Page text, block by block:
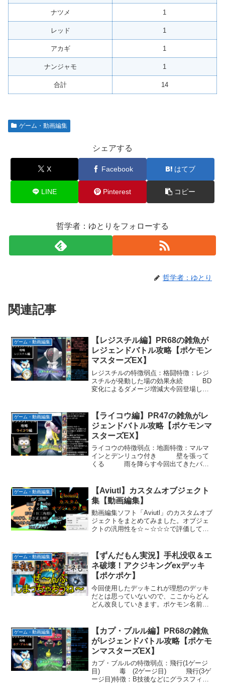
ナツメ 1
レッド 1
アカギ 1
ナンジャモ 1
合計 14
ゲーム・動画編集
シェアする
X Facebook はてブ
LINE Pinterest コピー
哲学者：ゆとりをフォローする
哲学者：ゆとり
関連記事
ゲーム・動画編集
【レジスチル編】PR68の雑魚が
レジェンドバトル攻略【ポケモン
マスターズEX】
レジスチルの特徴弱点：格闘特徴：レジ
スチルが発動した場の効果永続 BD
変化によるダメージ増減大今回登場した
タイプ抵抗↓した相手がいる時のみ使用
可、相手の能力↓を2...
ゲーム・動画編集
【ライコウ編】PR47の雑魚がレ
ジェンドバトル攻略【ポケモンマ
スターズEX】
ライコウの特徴弱点：地面特徴：マルマ
インとデンリュウ付き 壁を張って
くる 雨を降らす今回出てきたバデ
のA↑x1、B↑x3ゆるゆる：サポートプラス
パワーG：全員A...
ゲーム・動画編集
【Aviutl】カスタムオブジェクト
集【動画編集】
動画編集ソフト「Aviutl」のカスタムオブ
ジェクトをまとめてみました。オブジェ
クトの汎用性を☆～☆☆☆で評価してい
出にも使えそう。2.走査線 ☆古い映像
の演出で使...
ゲーム・動画編集
【ずんだもん実況】手札没収＆エ
ネ破壊！アクジキングexデッキ
【ポケポケ】
今回使用したデッキこれが理想のデッキ
だとは思っていないので、ここからどん
どん改良していきます。ポケモン名前枚
2レッドカード2ダークペンダント2オーキ
ド2マーズ1ポ...
ゲーム・動画編集
【カプ・ブルル編】PR68の雑魚
がレジェンドバトル攻略【ポケモ
ンマスターズEX】
カプ・ブルルの特徴弱点：飛行(1ゲージ
目) 毒 (2ゲージ目) 飛行(3ゲ
ージ目)特徴：B技後などにグラスフィー